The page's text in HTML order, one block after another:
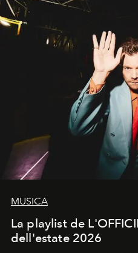
MUSICA
La playlist de
dell'estate 2026